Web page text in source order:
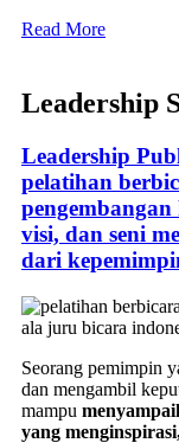
Read More
Leadership
Leadership
pelatihan
pengembangan
visi, dan seni
dari
Seorang pemimpin
dan mengambil
mampu
yang